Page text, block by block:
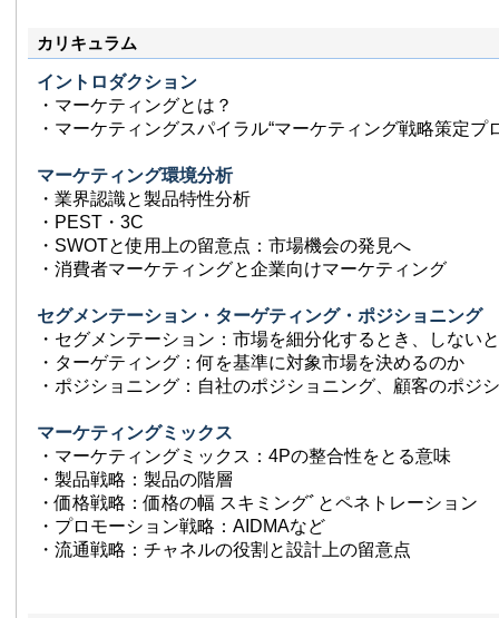
カリキュラム
イントロダクション
・マーケティングとは？
・マーケティングスパイラル“マーケティング戦略策定プ
マーケティング環境分析
・業界認識と製品特性分析
・PEST・3C
・SWOTと使用上の留意点：市場機会の発見へ
・消費者マーケティングと企業向けマーケティング
セグメンテーション・ターゲティング・ポジショニング
・セグメンテーション：市場を細分化するとき、しない
・ターゲティング：何を基準に対象市場を決めるのか
・ポジショニング：自社のポジショニング、顧客のポジ
マーケティングミックス
・マーケティングミックス：4Pの整合性をとる意味
・製品戦略：製品の階層
・価格戦略：価格の幅 スキミングﾞとペネトレーション
・プロモーション戦略：AIDMAなど
・流通戦略：チャネルの役割と設計上の留意点